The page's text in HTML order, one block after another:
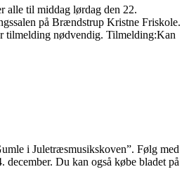
til middag lørdag den 22.
på Brændstrup Kristne Friskole.
tilmelding nødvendig. Tilmelding:Kan
i Juletræsmusikskoven”. Følg med
december. Du kan også købe bladet på